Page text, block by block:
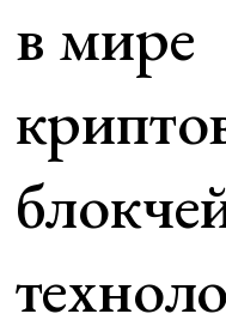
в мире